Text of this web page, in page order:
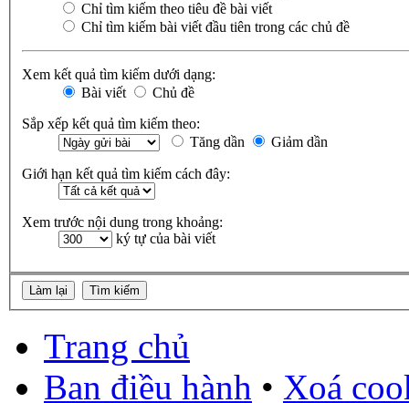
Chỉ tìm kiếm theo tiêu đề bài viết
Chỉ tìm kiếm bài viết đầu tiên trong các chủ đề
Xem kết quả tìm kiếm dưới dạng:
Bài viết
Chủ đề
Sắp xếp kết quả tìm kiếm theo:
Tăng dần
Giảm dần
Giới hạn kết quả tìm kiếm cách đây:
Xem trước nội dung trong khoảng:
ký tự của bài viết
Trang chủ
Ban điều hành • Xoá